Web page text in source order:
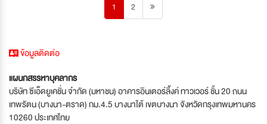
1 2
ข้อมูลติดต่อ
แผนกสรรหาบุคลากร
บริษัท ซีเอ็ดยูเคชั่น จำกัด (มหาชน) อาคารอินเตอร์ลิ้งค์ ทาวเวอร์ ชั้น 20 ถนน
เทพรัตน (บางนา-ตราด) กม.4.5 บางนาใต้ เขตบางนา จังหวัดกรุงเทพมหานคร
10260 ประเทศไทย